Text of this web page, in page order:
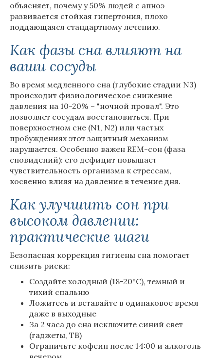
объясняет, почему у 50% людей с апноэ
развивается стойкая гипертония, плохо
поддающаяся стандартному лечению.
Как фазы сна влияют на
ваши сосуды
Во время медленного сна (глубокие стадии N3)
происходит физиологическое снижение
давления на 10-20% – "ночной провал". Это
позволяет сосудам восстановиться. При
поверхностном сне (N1, N2) или частых
пробуждениях этот защитный механизм
нарушается. Особенно важен REM-сон (фаза
сновидений): его дефицит повышает
чувствительность организма к стрессам,
косвенно влияя на давление в течение дня.
Как улучшить сон при
высоком давлении:
практические шаги
Безопасная коррекция гигиены сна помогает
снизить риски:
Создайте холодный (18-20°C), темный и
тихий спальню
Ложитесь и вставайте в одинаковое время
даже в выходные
За 2 часа до сна исключите синий свет
(гаджеты, ТВ)
Ограничьте кофеин после 14:00 и алкоголь